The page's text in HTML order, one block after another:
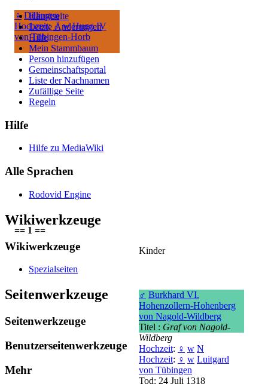
♀ Dillingen
Hochzeit: ♂ w Hugo IV
von Tübingen-Horb
== 1 ==
Kinder
♂ Burkhard VI.
Hohenzollern-Hohenberg
von Nagold-Wildberg
Titel : Graf von Nagold-
Wildberg
Hochzeit: ♀ w N
Hochzeit: ♀ w Luitgard
von Tübingen
Tod: 24 Juli 1318
Hauptseite
Letzte Änderungen
Hilfe
Mein Stammbaum
Person hinzufügen
Gemeinschafts­portal
Liste der Nachnamen
Zufällige Seite
Regeln
Hilfe
Hilfe zu MediaWiki
Alle Sprachen
Rodovid Engine
Wikiwerkzeuge
Wikiwerkzeuge
Spezialseiten
Seitenwerkzeuge
Seitenwerkzeuge
Benutzerseitenwerkzeuge
Mehr